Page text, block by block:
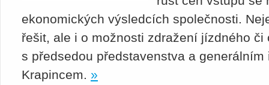
ekonomických výsledcích společnosti.
řešit, ale i o možnosti zdražení jízdného
s předsedou představenstva a
Krapincem. »